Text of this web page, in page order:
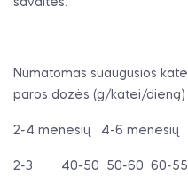
savaites.
Numatomas suaugusios
paros dozės (g/katei/dieną)
2-4 mėnesių 4-6 mėnesių
2-3 40-50 50-60 60-55